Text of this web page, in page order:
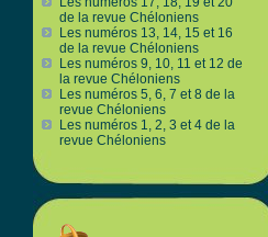
de la revue Chéloniens
Les numéros 13, 14, 15 et 16
de la revue Chéloniens
Les numéros 9, 10, 11 et 12 de
la revue Chéloniens
Les numéros 5, 6, 7 et 8 de la
revue Chéloniens
Les numéros 1, 2, 3 et 4 de la
revue Chéloniens